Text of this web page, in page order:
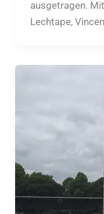
ausgetragen.
Lechtape,